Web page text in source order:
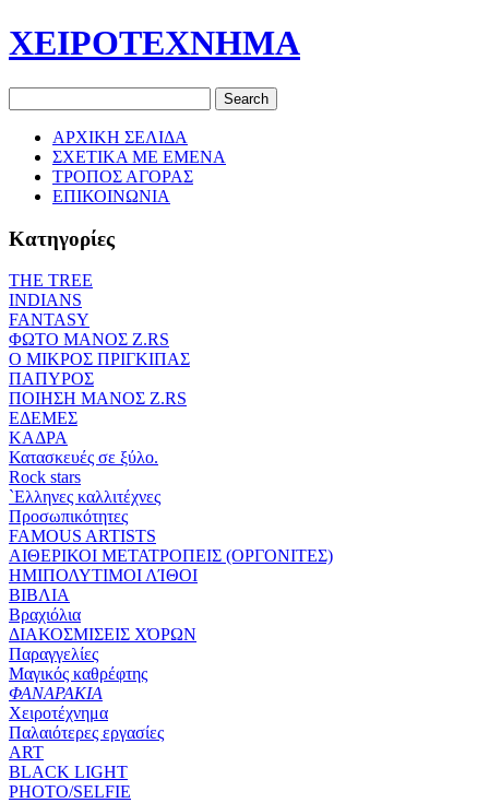
ΧΕΙΡΟΤΕΧΝΗΜΑ
ΑΡΧΙΚΗ ΣΕΛΙΔΑ
ΣΧΕΤΙΚΑ ΜΕ ΕΜΕΝΑ
ΤΡΟΠΟΣ ΑΓΟΡΑΣ
ΕΠΙΚΟΙΝΩΝΙΑ
Κατηγορίες
THE TREE
ΙΝDIANS
FANTASY
ΦΩΤΟ ΜΑΝΟΣ Ζ.RS
O ΜΙΚΡΟΣ ΠΡΙΓΚΙΠΑΣ
ΠΑΠΥΡΟΣ
ΠΟΙΗΣΗ ΜΑΝΟΣ Ζ.RS
ΕΔΕΜΕΣ
ΚΑΔΡΑ
Κατασκευές σε ξύλο.
Rock stars
`Eλληνες καλλιτέχνες
Προσωπικότητες
FAMOUS ARTISTS
ΑΙΘΕΡΙΚΟΙ ΜΕΤΑΤΡΟΠΕΙΣ (ΟΡΓΟΝΙΤΕΣ)
ΗΜΙΠΟΛΥΤΙΜΟΙ ΛΊΘΟΙ
ΒΙΒΛΙΑ
Βραχιόλια
ΔΙΑΚΟΣΜΙΣΕΙΣ ΧΌΡΩΝ
Παραγγελίες
Μαγικός καθρέφτης
ΦΑΝΑΡΑΚΙΑ
Xειροτέχνημα
Παλαιότερες εργασίες
ART
BLACK LIGHT
PHOTO/SELFIE